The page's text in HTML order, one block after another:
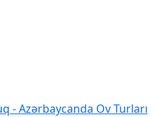
- Azərbaycanda Ov Turları